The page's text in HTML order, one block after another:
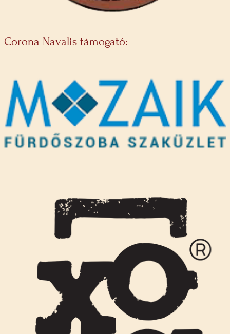
Corona Navalis támogató: